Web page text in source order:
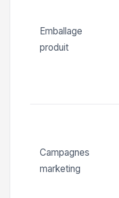
Emballage
produit
Campagnes
marketing